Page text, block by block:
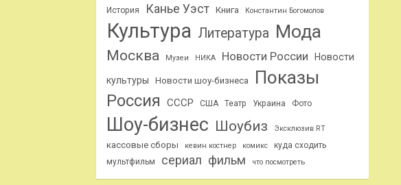
История Канье Уэст Книга Константин Богомолов
Культура Литература Мода
Москва Музеи НИКА Новости России Новости
культуры Новости шоу-бизнеса Показы
Россия СССР США Театр Украина Фото
Шоу-бизнес Шоубиз Эксклюзив RT
кассовые сборы кевин костнер комикс
куда сходить
мультфильм
сериал фильм что посмотреть